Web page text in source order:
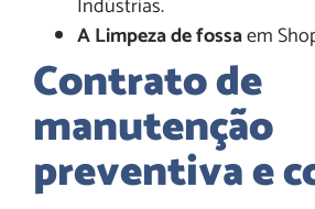
A Limpeza de fossaem
Contrato de
manutenção
preventiva e